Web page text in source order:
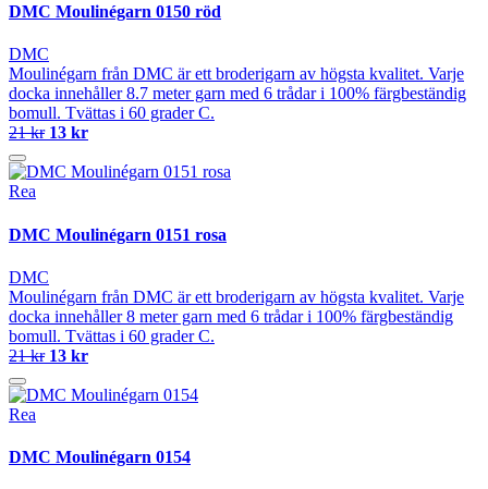
DMC Moulinégarn 0150 röd
DMC
Moulinégarn från DMC är ett broderigarn av högsta kvalitet. Varje
docka innehåller 8.7 meter garn med 6 trådar i 100% färgbeständig
bomull. Tvättas i 60 grader C.
21 kr 13 kr
Rea
DMC Moulinégarn 0151 rosa
DMC
Moulinégarn från DMC är ett broderigarn av högsta kvalitet. Varje
docka innehåller 8 meter garn med 6 trådar i 100% färgbeständig
bomull. Tvättas i 60 grader C.
21 kr 13 kr
Rea
DMC Moulinégarn 0154